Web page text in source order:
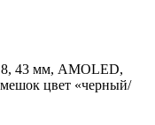
8, 43 мм, AMOLED,
цвет «черный/